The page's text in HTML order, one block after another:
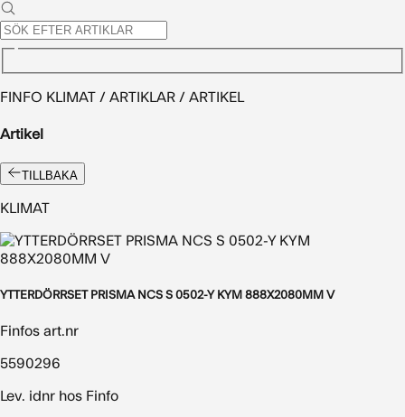
FINFO KLIMAT / ARTIKLAR / ARTIKEL
Artikel
TILLBAKA
KLIMAT
YTTERDÖRRSET PRISMA NCS S 0502-Y KYM 888X2080MM V
Finfos art.nr
5590296
Lev. idnr hos Finfo